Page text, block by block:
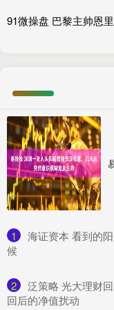
91微操盘 巴黎主帅恩
1
海证资本 看到的
候
2
泛策略 光大理财
回后的净值扰动